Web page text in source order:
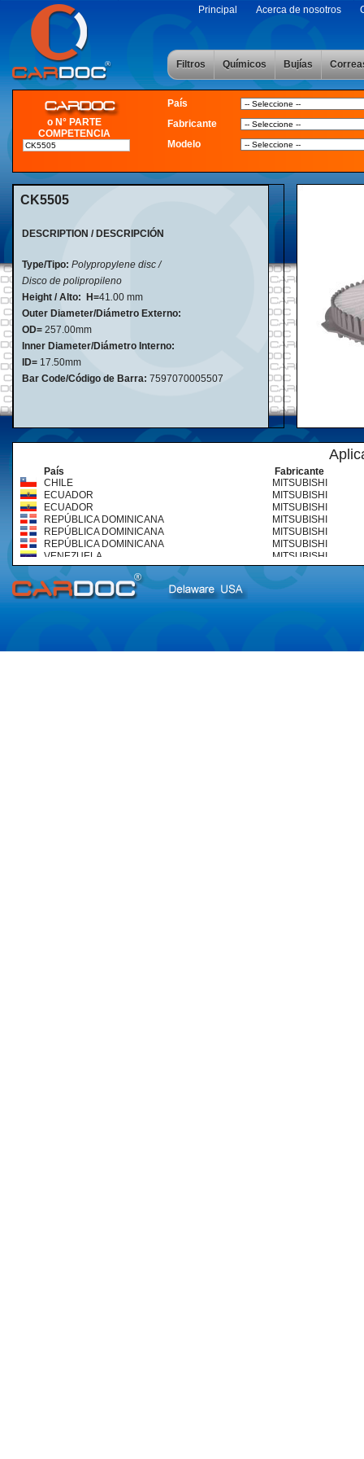
Principal Acerca de nosotros
Filtros Químicos Bujías
o N° PARTE
COMPETENCIA
País
Fabricante
Modelo
CK5505
DESCRIPTION / DESCRIPCIÓN
Type/Tipo: Polypropylene disc /
Disco de polipropileno
Height / Alto:
H=41.00 mm
Outer Diameter/Diámetro Externo:
OD= 257.00mm
Inner Diameter/Diámetro Interno:
ID= 17.50mm
Bar Code/Código de Barra: 7597070005507
País
Fabricante
CHILE
MITSUBISHI
ECUADOR
MITSUBISHI
ECUADOR
MITSUBISHI
REPÚBLICA DOMINICANA
MITSUBISHI
REPÚBLICA DOMINICANA
MITSUBISHI
REPÚBLICA DOMINICANA
MITSUBISHI
VENEZUELA
MITSUBISHI
VENEZUELA
MITSUBISHI